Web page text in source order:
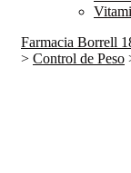
Farmacia Borrell
> Control de Peso